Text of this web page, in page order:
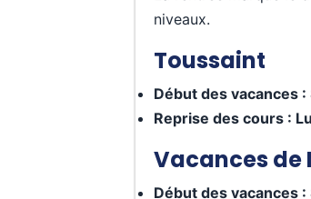
niveaux.
Toussaint
Début des vacances
Reprise des cours :
Vacances de
Début des vacances